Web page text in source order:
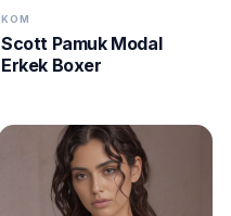
KOM
Scott Pamuk Modal
Erkek Boxer